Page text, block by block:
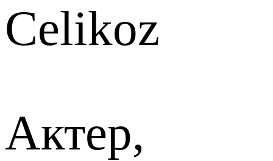
Celikoz
Актер,